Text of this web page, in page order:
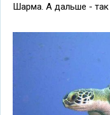
Шарма. А дальше - так